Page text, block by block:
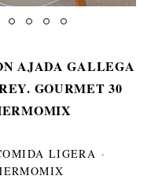
AJADA GALLEGA
GOURMET 30
LIGERA ·